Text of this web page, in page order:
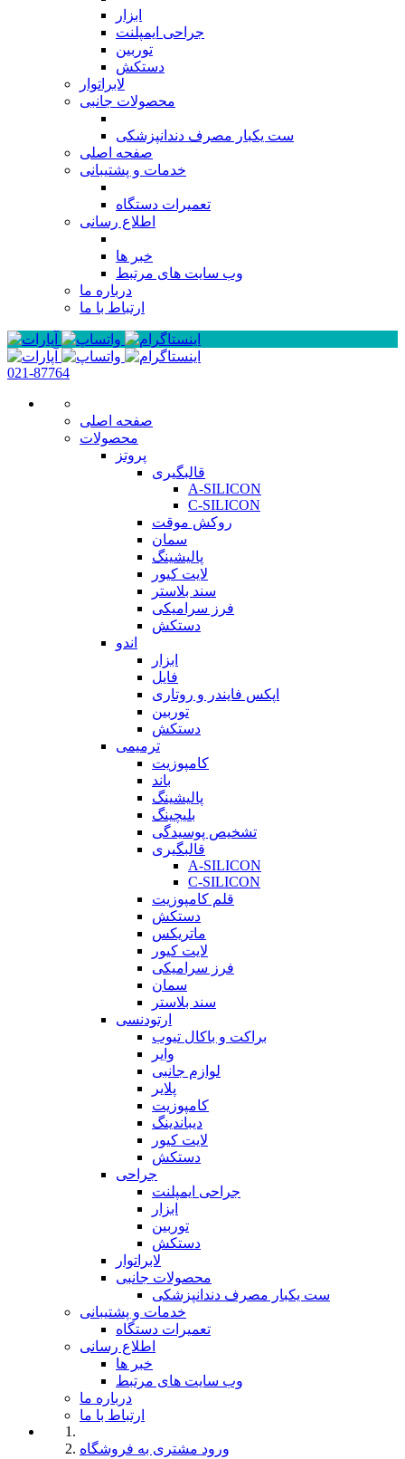
ابزار
جراحی ایمپلنت
توربین
دستکش
لابراتوار
محصولات جانبی
ست یکبار مصرف دندانپزشکی
صفحه اصلی
خدمات و پشتیبانی
تعمیرات دستگاه
اطلاع رسانی
خبر ها
وب سایت های مرتبط
درباره ما
ارتباط با ما
021-87764
صفحه اصلی
محصولات
پروتز
قالبگیری
A-SILICON
C-SILICON
روکش موقت
سمان
پالیشینگ
لایت کیور
سند بلاستر
فرز سرامیکی
دستکش
اندو
ابزار
فایل
اپکس فایندر و روتاری
توربین
دستکش
ترمیمی
کامپوزیت
باند
پالیشینگ
بلیچینگ
تشخیص پوسیدگی
قالبگیری
A-SILICON
C-SILICON
قلم کامپوزیت
دستکش
ماتریکس
لایت کیور
فرز سرامیکی
سمان
سند بلاستر
ارتودنسی
براکت و باکال تیوب
وایر
لوازم جانبی
پلایر
کامپوزیت
دیباندینگ
لایت کیور
دستکش
جراحی
جراحی ایمپلنت
ابزار
توربین
دستکش
لابراتوار
محصولات جانبی
ست یکبار مصرف دندانپزشکی
خدمات و پشتیبانی
تعمیرات دستگاه
اطلاع رسانی
خبر ها
وب سایت های مرتبط
درباره ما
ارتباط با ما
ورود مشتری به فروشگاه